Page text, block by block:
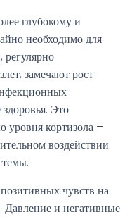
глубокому и
необходимо для
регулярно
замечают рост
Это
уровня кортизола –
воздействии
чувств на
Давление и негативные